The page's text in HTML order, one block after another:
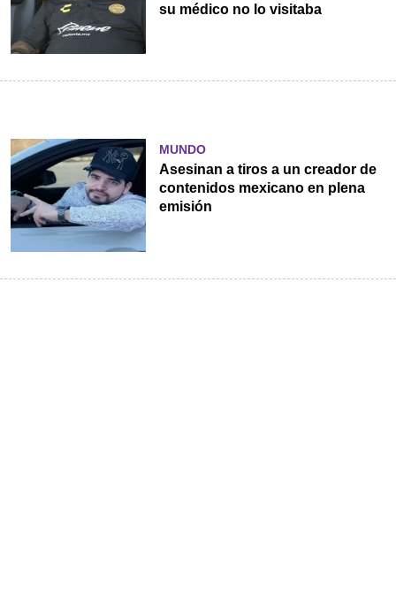
su médico no lo visitaba
MUNDO
Asesinan a tiros a un creador de
contenidos mexicano en plena
emisión